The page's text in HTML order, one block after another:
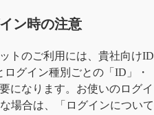
ン時の注意
トのご利用には、貴社向けID
グイン種別ごとの「ID」・
になります。お使いのログイ
場合は、「ログインについて